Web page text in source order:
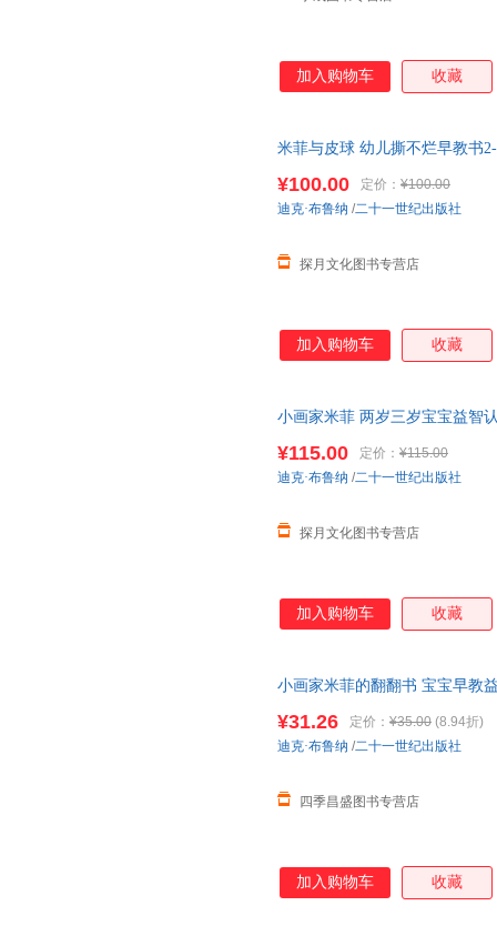
加入购物车 收藏
米菲与皮球 幼儿撕不烂早教书
¥100.00 定价： ¥100.00
探月文化图书专营店
迪克·布鲁纳 /二十一世纪出版社
加入购物车 收藏
小画家米菲 两岁三岁宝宝益智
¥115.00 定价： ¥115.00
探月文化图书专营店
迪克·布鲁纳 /二十一世纪出版社
加入购物车 收藏
小画家米菲的翻翻书 宝宝早教
索取
¥31.26 定价： ¥35.00 (8.94折)
四季昌盛图书专营店
迪克·布鲁纳 /二十一世纪出版社
加入购物车 收藏